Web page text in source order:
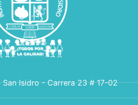
San Isidro - Carrera 23 # 17-02